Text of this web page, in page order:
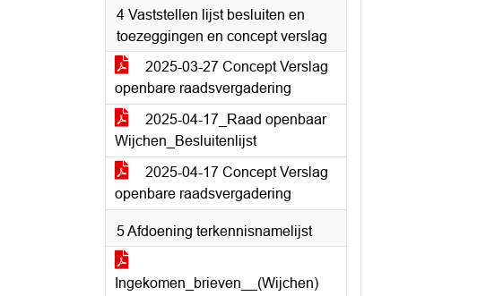
4 Vaststellen lijst besluiten en
toezeggingen en concept verslag
2025-03-27 Concept Verslag
openbare raadsvergadering
2025-04-17_Raad openbaar
Wijchen_Besluitenlijst
2025-04-17 Concept Verslag
openbare raadsvergadering
5 Afdoening terkennisnamelijst
Ingekomen_brieven__(Wijchen)